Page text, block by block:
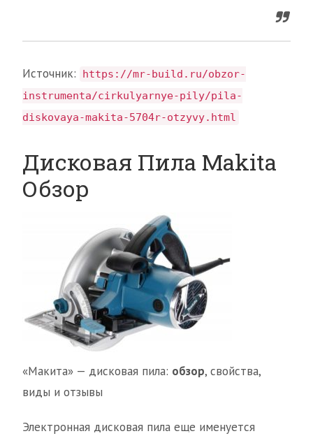
Источник:
https://mr-build.ru/obzor-
instrumenta/cirkulyarnye-pily/pila-
diskovaya-makita-5704r-otzyvy.html
Дисковая Пила Makita
Обзор
«Макита» — дисковая пила: обзор, свойства,
виды и отзывы
Электронная дисковая пила еще именуется